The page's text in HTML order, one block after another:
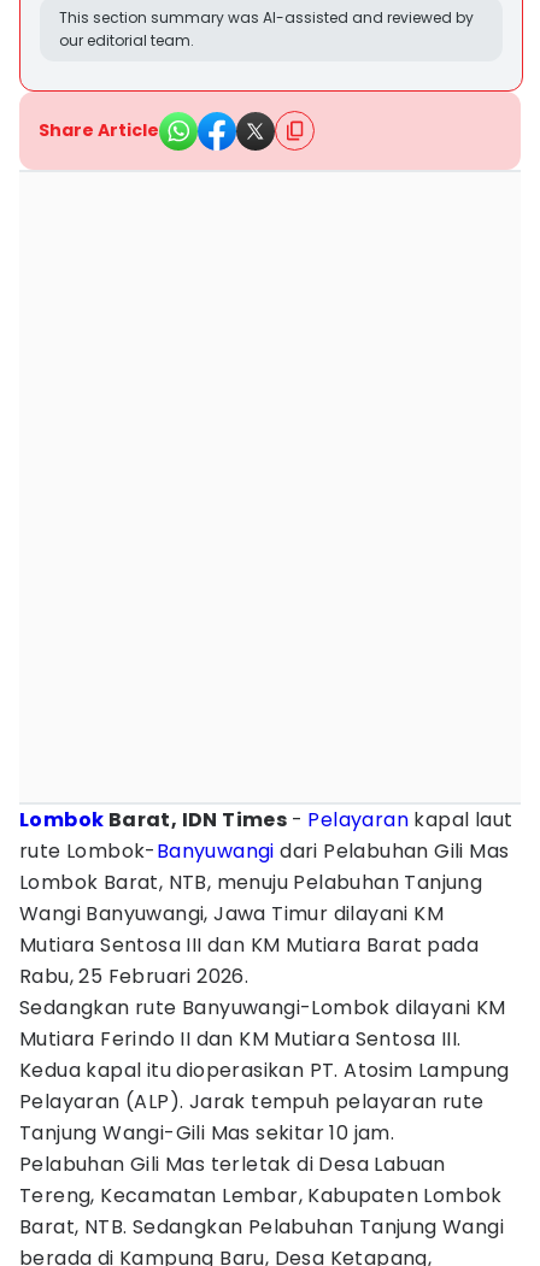
This section summary was AI-assisted and reviewed by
our editorial team.
Share Article
Lombok Barat, IDN Times - Pelayaran kapal laut
rute Lombok-Banyuwangi dari Pelabuhan Gili Mas
Lombok Barat, NTB, menuju Pelabuhan Tanjung
Wangi Banyuwangi, Jawa Timur dilayani KM
Mutiara Sentosa III dan KM Mutiara Barat pada
Rabu, 25 Februari 2026.
Sedangkan rute Banyuwangi-Lombok dilayani KM
Mutiara Ferindo II dan KM Mutiara Sentosa III.
Kedua kapal itu dioperasikan PT. Atosim Lampung
Pelayaran (ALP). Jarak tempuh pelayaran rute
Tanjung Wangi-Gili Mas sekitar 10 jam.
Pelabuhan Gili Mas terletak di Desa Labuan
Tereng, Kecamatan Lembar, Kabupaten Lombok
Barat, NTB. Sedangkan Pelabuhan Tanjung Wangi
berada di Kampung Baru, Desa Ketapang,